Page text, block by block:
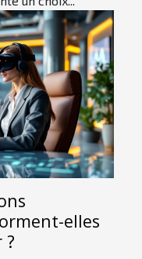
elles